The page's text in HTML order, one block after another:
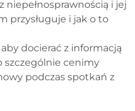
niepełnosprawnością i jej
przysługuje i jak o to
docierać z informacją
szczególnie cenimy
podczas spotkań z